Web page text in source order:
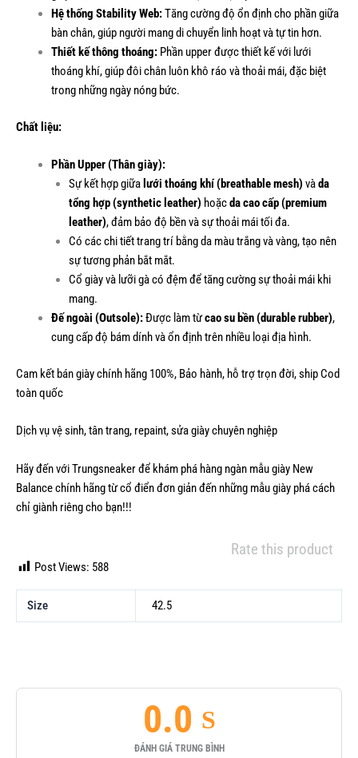
Hệ thống Stability Web:Tăng cường độ ổn định cho phần giữa
bàn chân, giúp người mang di chuyển linh hoạt và tự tin hơn.
Thiết kế thông thoáng:Phần upper được thiết kế với lưới
thoáng khí, giúp đôi chân luôn khô ráo và thoải mái, đặc biệt
trong những ngày nóng bức.
Chất liệu:
Phần Upper (Thân giày):
Sự kết hợp giữa lưới thoáng khí (breathable mesh) vàda
tổng hợp (synthetic leather) hoặcda cao cấp (premium
leather), đảm bảo độ bền và sự thoải mái tối đa.
Có các chi tiết trang trí bằng da màu trắng và vàng, tạo nên
sự tương phản bắt mắt.
Cổ giày và lưỡi gà có đệm để tăng cường sự thoải mái khi
mang.
Đế ngoài (Outsole):Được làm từcao su bền (durable rubber),
cung cấp độ bám dính và ổn định trên nhiều loại địa hình.
Cam kết bán giày chính hãng 100%, Bảo hành, hỗ trợ trọn đời, ship Cod
toàn quốc
Dịch vụ vệ sinh, tân trang, repaint, sửa giày chuyên nghiệp
Hãy đến với Trungsneaker để khám phá hàng ngàn mẫugiày New
Balance chính hãngtừ cổ điển đơn giản đến những mẫu giày phá cách
chỉ giành riêng cho bạn!!!
Rate this product
Post Views: 588
Size 42.5
0.0
ĐÁNH GIÁ TRUNG BÌNH